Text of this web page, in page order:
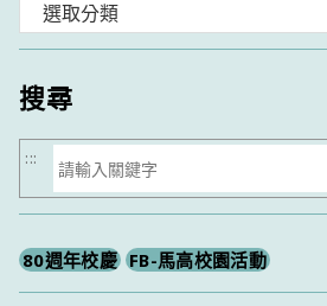
類
搜尋
搜
尋
:::
80週年校慶 FB-馬高校園活動